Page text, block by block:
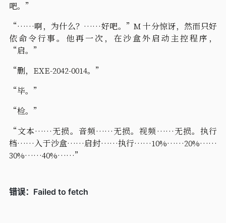
吧。”
“……啊，为什么？……好吧。”M 十分惊讶，然而只好
依命令行事。他再一次，在沙盒外启动主控程序，
“启。”
“删，EXE-2042-0014。”
“毕。”
“检。”
“文本……无损。音频……无损。视频……无损。执行
档……入于沙盒……启封……执行……10%……20%……
30%……40%……”